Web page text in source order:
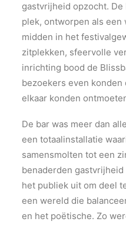
gastvrijheid opzocht.
plek, ontworpen als
midden in het
zitplekken, sfeervolle
inrichting bood de
bezoekers even konden
elkaar konden
De bar was meer dan
een totaalinstallatie
samensmolten tot een
benaderden
het publiek uit om deel
een wereld die
en het poëtische. Zo